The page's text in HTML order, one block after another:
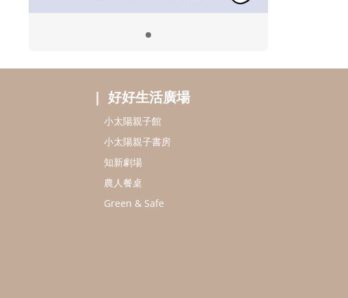
好好生活廣場
小太陽親子館
小太陽親子書房
知新劇場
農人餐桌
Green & Safe